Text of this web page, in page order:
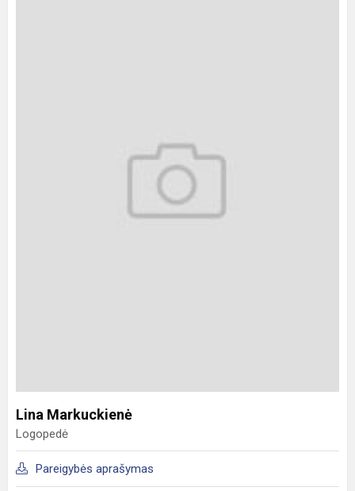
Lina Markuckienė
Logopedė
Pareigybės aprašymas